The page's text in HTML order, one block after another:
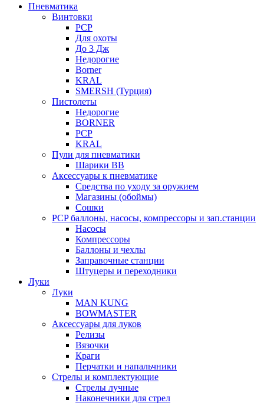
Пневматика
Винтовки
PCP
Для охоты
До 3 Дж
Недорогие
Borner
KRAL
SMERSH (Турция)
Пистолеты
Недорогие
BORNER
PCP
KRAL
Пули для пневматики
Шарики BB
Аксессуары к пневматике
Средства по уходу за оружием
Магазины (обоймы)
Сошки
PCP баллоны, насосы, компрессоры и зап.станции
Насосы
Компрессоры
Баллоны и чехлы
Заправочные станции
Штуцеры и переходники
Луки
Луки
MAN KUNG
BOWMASTER
Аксессуары для луков
Релизы
Вязочки
Краги
Перчатки и напальчники
Стрелы и комплектующие
Стрелы лучные
Наконечники для стрел